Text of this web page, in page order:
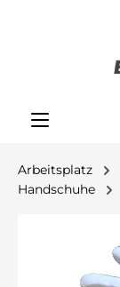
Arbeitsplatz
Handschuhe